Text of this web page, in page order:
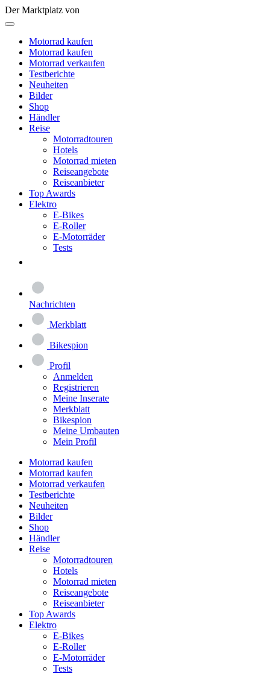
Der Marktplatz von
Motorrad kaufen
Motorrad kaufen
Motorrad verkaufen
Testberichte
Neuheiten
Bilder
Shop
Händler
Reise
Motorradtouren
Hotels
Motorrad mieten
Reiseangebote
Reiseanbieter
Top Awards
Elektro
E-Bikes
E-Roller
E-Motorräder
Tests
Nachrichten
Merkblatt
Bikespion
Profil
Anmelden
Registrieren
Meine Inserate
Merkblatt
Bikespion
Meine Umbauten
Mein Profil
Motorrad kaufen
Motorrad kaufen
Motorrad verkaufen
Testberichte
Neuheiten
Bilder
Shop
Händler
Reise
Motorradtouren
Hotels
Motorrad mieten
Reiseangebote
Reiseanbieter
Top Awards
Elektro
E-Bikes
E-Roller
E-Motorräder
Tests